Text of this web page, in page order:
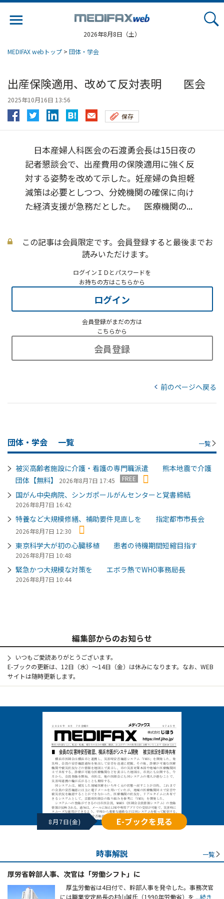
2026年8月8日（土）
MEDIFAX webトップ > 団体・学会
出産保険適用、改めて反対表明 医会
2025年10月16日 13:56
保存
日本産婦人科医会の石渡勇会長は15日夜の
記者懇談会で、出産費用の保険適用に強く反
対する姿勢を改めて示した。妊産婦の負担軽
減策は必要としつつ、分娩機関の確保に向け
た経済支援が急務だとした。 医療機関の...
この記事は会員限定です。会員登録すると最後までお
読みいただけます。
ログインＩＤとパスワードを
お持ちの方はこちらから
ログイン
会員登録がまだの方は
こちらから
会員登録
前のページへ戻る
団体・学会 一覧 一覧
被災高齢者施設に介護・看護の専門職派遣 熊本地震で介護
団体【無料】
2026年8月7日 17:45 FREE
国がん中央病院、シンガポールがんセンターと覚書締結
2026年8月7日 16:42
特養など大規模修繕、補助要件見直しを 指定都市市長会
2026年8月7日 12:30
東京科学大が初の心臓移植 患者の待機期間短縮目指す
2026年8月7日 10:48
緊急かつ大規模な対策を エボラ熱でWHO事務局長
2026年8月7日 10:44
編集部からのお知らせ
いつもご愛読ありがとうございます。
E-ブックの更新は、12日（水）～14日（金）は休みになります。なお、WEB
サイトは随時更新します。
8月7日(金) E-ブックを見る
時事解説 一覧
厚労省幹部人事、次官は「労働シフト」に
厚生労働省は4日付で、幹部人事を発令した。事務次官
には職業安定局長の村山誠氏（1990年労働省）を ...続き